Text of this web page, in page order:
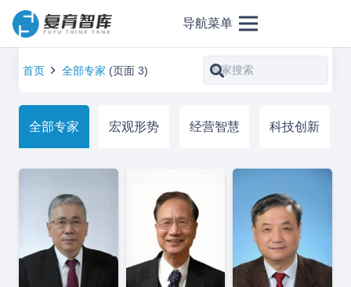
导航菜单
首页 全部专家 (页面 3)
全部专家 宏观形势 经营智慧 科技创新